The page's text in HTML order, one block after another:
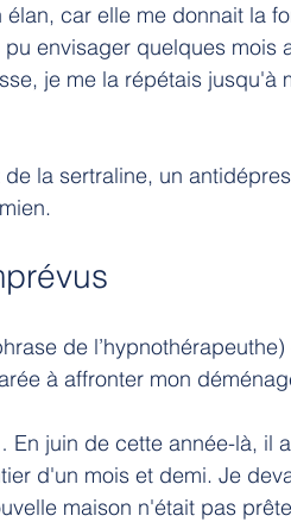
car elle me donnait la
envisager quelques mois
je me la répétais jusqu'à
la sertraline, un
de
à affronter mon
juin de cette année-là, il
d'un mois et demi. Je
maison n'était pas